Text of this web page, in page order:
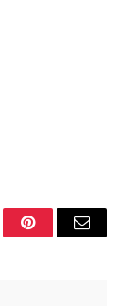
PinterestEmail